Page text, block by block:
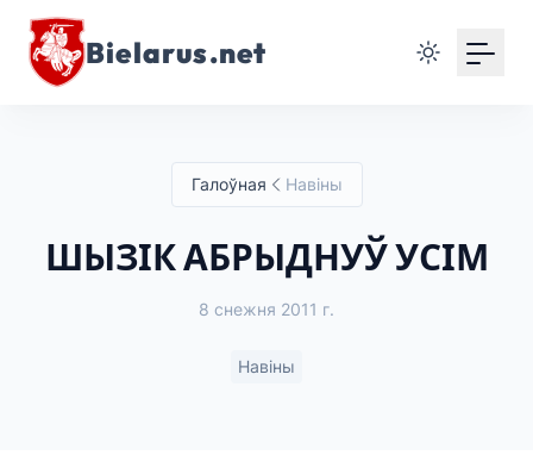
Bielarus.net
Галоўная Навіны
ШЫЗІК АБРЫДНУЎ УСІМ
8 снежня 2011 г.
Навіны